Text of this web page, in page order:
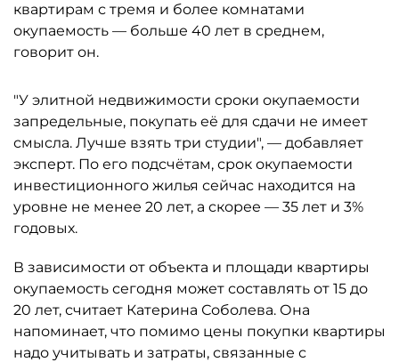
квартирам с тремя и более комнатами
окупаемость — больше 40 лет в среднем,
говорит он.
"У элитной недвижимости сроки окупаемости
запредельные, покупать её для сдачи не имеет
смысла. Лучше взять три студии", — добавляет
эксперт. По его подсчётам, срок окупаемости
инвестиционного жилья сейчас находится на
уровне не менее 20 лет, а скорее — 35 лет и 3%
годовых.
В зависимости от объекта и площади квартиры
окупаемость сегодня может составлять от 15 до
20 лет, считает Катерина Соболева. Она
напоминает, что помимо цены покупки квартиры
надо учитывать и затраты, связанные с